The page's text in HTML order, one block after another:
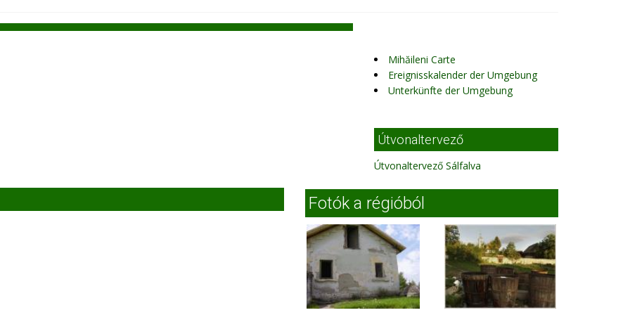
Mihăileni Carte
Ereignisskalender der Umgebung
Unterkünfte der Umgebung
Útvonaltervező
Útvonaltervező Sálfalva
Fotók a régióból